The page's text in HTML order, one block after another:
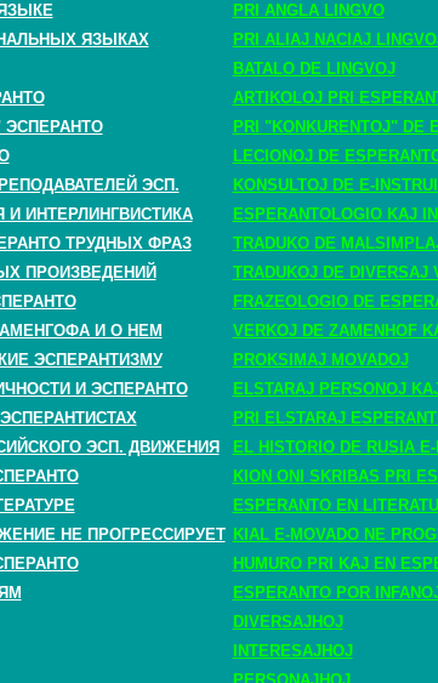
PRI ANGLA LINGVO
ЯЗЫКАХ
PRI ALIAJ NACIAJ
BATALO DE LINGVOJ
ARTIKOLOJ PRI
ЭСПЕРАНТО
PRI "KONKURENTOJ" DE
LECIONOJ DE
ЭСП.
KONSULTOJ DE E-
И ИНТЕРЛИНГВИСТИКА
ESPERANTOLOGIO KAJ
ТРУДНЫХ ФРАЗ
TRADUKO DE
ПРОИЗВЕДЕНИЙ
TRADUKOJ DE DIVERSAJ
FRAZEOLOGIO DE
И О НЕМ
VERKOJ DE ZAMENHOF
ЭСПЕРАНТИЗМУ
PROKSIMAJ MOVADOJ
И ЭСПЕРАНТО
ELSTARAJ PERSONOJ
PRI ELSTARAJ
ЭСП. ДВИЖЕНИЯ
EL HISTORIO DE RUSIA
KION ONI SKRIBAS PRI
ESPERANTO EN
НЕ ПРОГРЕССИРУЕТ KIAL E-MOVADO NE
HUMURO PRI KAJ EN
ESPERANTO POR
DIVERSAJHOJ
INTERESAJHOJ